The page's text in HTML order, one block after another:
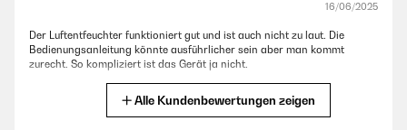
16/06/2025
Der Luftentfeuchter funktioniert gut und ist auch nicht zu laut. Die
Bedienungsanleitung könnte ausführlicher sein aber man kommt
zurecht. So kompliziert ist das Gerät ja nicht.
Alle Kundenbewertungen zeigen